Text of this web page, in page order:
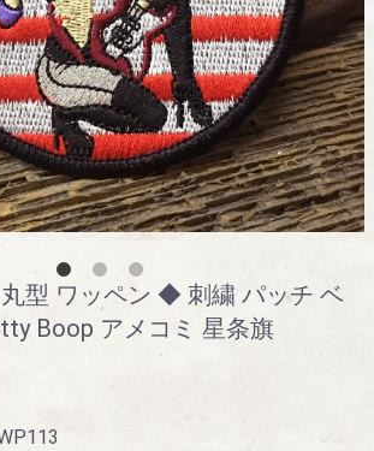
型 ワッペン ◆ 刺繍 パッチ ベ
Boop アメコミ 星条旗